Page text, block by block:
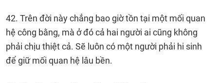
42. Trên đời này chẳng bao giờ tồn tại một mối quan
hệ công bằng, mà ở đó cả hai người ai cũng không
phải chịu thiệt cả. Sẽ luôn có một người phải hi sinh
để giữ mối quan hệ lâu bền.